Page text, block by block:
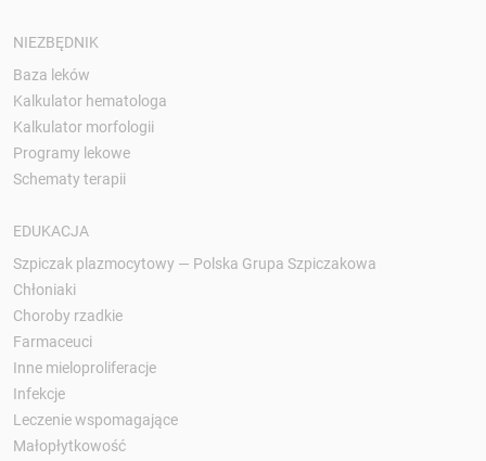
NIEZBĘDNIK
Baza leków
Kalkulator hematologa
Kalkulator morfologii
Programy lekowe
Schematy terapii
EDUKACJA
Szpiczak plazmocytowy — Polska Grupa Szpiczakowa
Chłoniaki
Choroby rzadkie
Farmaceuci
Inne mieloproliferacje
Infekcje
Leczenie wspomagające
Małopłytkowość